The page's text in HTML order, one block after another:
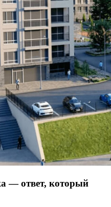
— ответ, который